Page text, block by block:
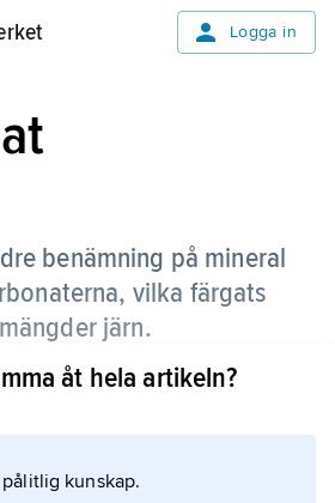
Logga in
benämning på mineral
vilka färgats
järn.
dolomit, magnesit och
åt hela artikeln?
kunskap.